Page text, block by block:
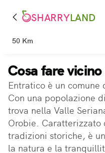
SHARRYLAND
50 Km
Cosa fare
Entratico è un comune
Con una popolazione
trova nella Valle
Orobie. Caratterizzato
tradizioni storiche, è
la natura e la